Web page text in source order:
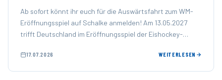
Ab sofort könnt ihr euch für die Auswärtsfahrt zum WM-
Eröffnungsspiel auf Schalke anmelden! Am 13.05.2027
trifft Deutschland im Eröffnungsspiel der Eishockey-
17.07.2026 WEITERLESEN